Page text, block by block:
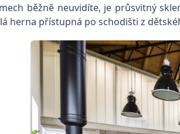
běžně neuvidíte, je průsvitný
herna přístupná po schodišti z